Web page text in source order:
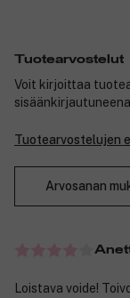
Tuotearvostelut
Voit kirjoittaa
Tuotearvostelujen
Arvosanan
Loistava voide!